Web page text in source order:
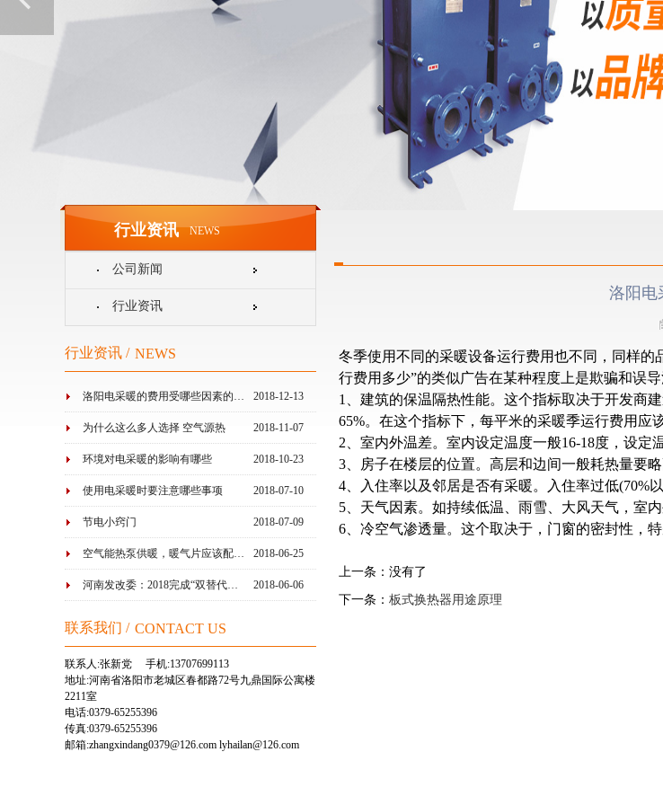
行业资讯 NEWS
公司新闻
行业资讯
行业资讯 / NEWS
洛阳电采暖的费用受哪些因素的… 2018-12-13
为什么这么多人选择 空气源热
泵…
2018-11-07
环境对电采暖的影响有哪些 2018-10-23
使用电采暖时要注意哪些事项 2018-07-10
节电小窍门 2018-07-09
空气能热泵供暖，暖气片应该配… 2018-06-25
河南发改委：2018完成“双替代… 2018-06-06
联系我们 / CONTACT US
联系人:张新党 手机:13707699113
地址:河南省洛阳市老城区春都路72号九鼎国际公寓楼
2211室
电话:0379-65255396
传真:0379-65255396
邮箱:zhangxindang0379@126.com lyhailan@126.com
洛阳电
冬季使用不同的采暖设备运行费用也不同，同样
行费用多少”的类似广告在某种程度上是欺骗和误
1、建筑的保温隔热性能。这个指标取决于开发商
65%。在这个指标下，每平米的采暖季运行费用应
2、室内外温差。室内设定温度一般16-18度，设定
3、房子在楼层的位置。高层和边间一般耗热量要略
4、入住率以及邻居是否有采暖。入住率过低(70%
5、天气因素。如持续低温、雨雪、大风天气，室
6、冷空气渗透量。这个取决于，门窗的密封性，
上一条 ：没有了
下一条 ： 板式换热器用途原理